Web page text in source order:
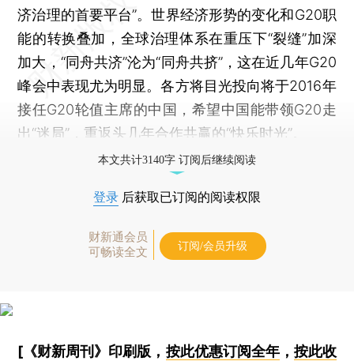
济治理的首要平台”。世界经济形势的变化和G20职
能的转换叠加，全球治理体系在重压下“裂缝”加深
加大，“同舟共济”沦为“同舟共挤”，这在近几年G20
峰会中表现尤为明显。各方将目光投向将于2016年
接任G20轮值主席的中国，希望中国能带领G20走
出“迷局”，重返头几年合作共赢的“快乐时光”。
本文共计3140字 订阅后继续阅读
登录 后获取已订阅的阅读权限
财新通会员
可畅读全文
订阅/会员升级
[《财新周刊》印刷版， 按此优惠订阅全年， 按此收